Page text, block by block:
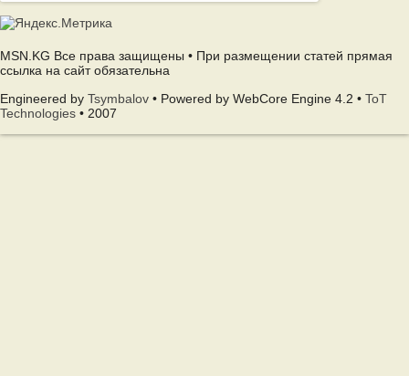
MSN.KG Все права защищены • При размещении статей прямая
ссылка на сайт обязательна
Engineered by Tsymbalov • Powered by WebCore Engine 4.2 • ToT
Technologies • 2007